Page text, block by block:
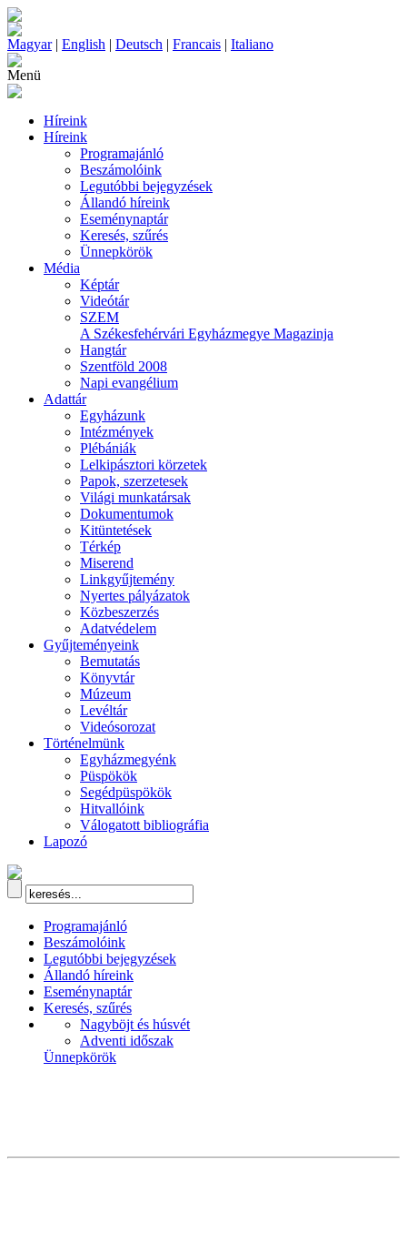
Magyar| English | Deutsch | Francais | Italiano
Menü
Híreink
Híreink
Programajánló
Beszámolóink
Legutóbbi bejegyzések
Állandó híreink
Eseménynaptár
Keresés, szűrés
Ünnepkörök
Média
Képtár
Videótár
SZEM
A Székesfehérvári Egyházmegye Magazinja
Hangtár
Szentföld 2008
Napi evangélium
Adattár
Egyházunk
Intézmények
Plébániák
Lelkipásztori körzetek
Papok, szerzetesek
Világi munkatársak
Dokumentumok
Kitüntetések
Térkép
Miserend
Linkgyűjtemény
Nyertes pályázatok
Közbeszerzés
Adatvédelem
Gyűjteményeink
Bemutatás
Könyvtár
Múzeum
Levéltár
Videósorozat
Történelmünk
Egyházmegyénk
Püspökök
Segédpüspökök
Hitvallóink
Válogatott bibliográfia
Lapozó
Programajánló
Beszámolóink
Legutóbbi bejegyzések
Állandó híreink
Eseménynaptár
Keresés, szűrés
Nagyböjt és húsvét
Adventi időszak
Ünnepkörök